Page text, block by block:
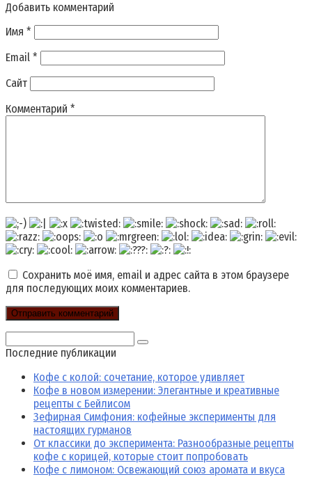
Добавить комментарий
Имя *
Email *
Сайт
Комментарий *
Сохранить моё имя, email и адрес сайта в этом браузере
для последующих моих комментариев.
Последние публикации
Кофе с колой: сочетание, которое удивляет
Кофе в новом измерении: Элегантные и креативные
рецепты с Бейлисом
Зефирная Симфония: кофейные эксперименты для
настоящих гурманов
От классики до эксперимента: Разнообразные рецепты
кофе с корицей, которые стоит попробовать
Кофе с лимоном: Освежающий союз аромата и вкуса